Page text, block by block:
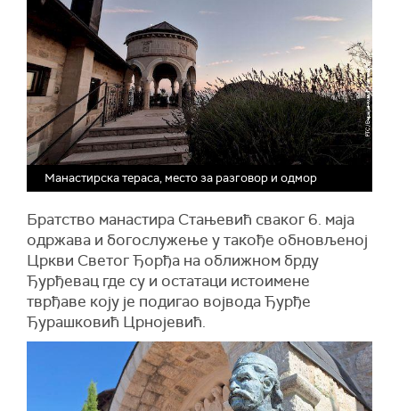
Манастирска тераса, место за разговор и одмор
Братство манастира Стањевић сваког 6. маја
одржава и богослужење у такође обновљеној
Цркви Светог Ђорђа на оближном брду
Ђурђевац где су и остатаци истоимене
тврђаве коју је подигао војвода Ђурђе
Ђурашковић Црнојевић.